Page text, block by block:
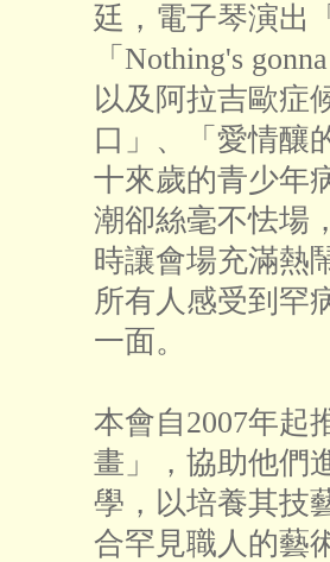
廷，電子琴演出
「Nothing's
以及阿拉吉歐症
口」、「愛情釀
十來歲的青少年
潮卻絲毫不怯場
時讓會場充滿熱
所有人感受到罕
一面。
本會自2007年起
畫」，協助他們
學，以培養其技
合罕見職人的藝